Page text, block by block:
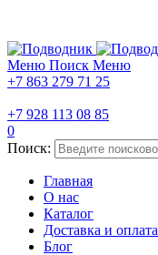
Меню Поиск Меню
+7 863 279 71 25
+7 928 113 08 85
0
Поиск:
Главная
О нас
Каталог
Доставка и оплата
Блог